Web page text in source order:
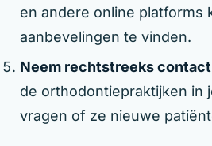
en andere online platforms
aanbevelingen te vinden.
Neem rechtstreeks
de orthodontiepraktijken in
vragen of ze nieuwe